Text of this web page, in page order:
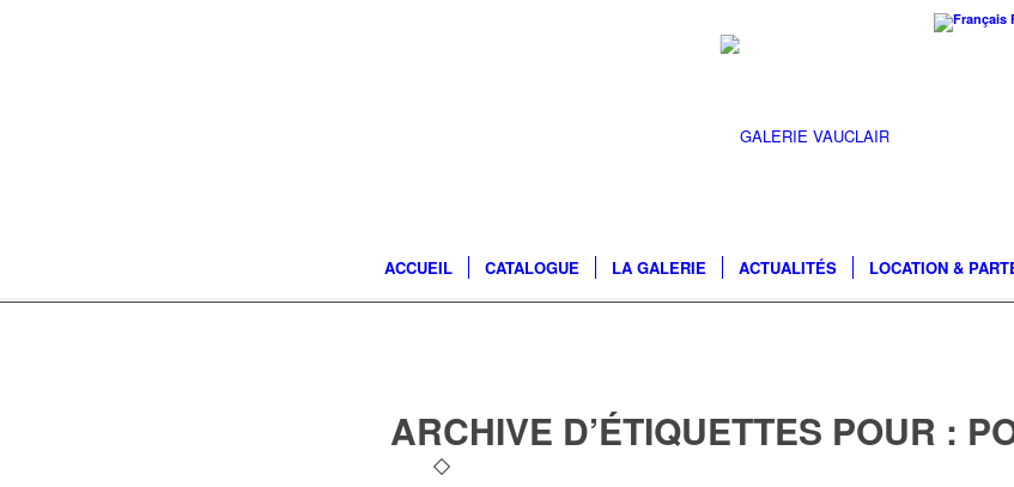
ACCUEIL CATALOGUE LA GALERIE ACTUALITÉS LOCATION &
ARCHIVE D’ÉTIQUETTES POUR :